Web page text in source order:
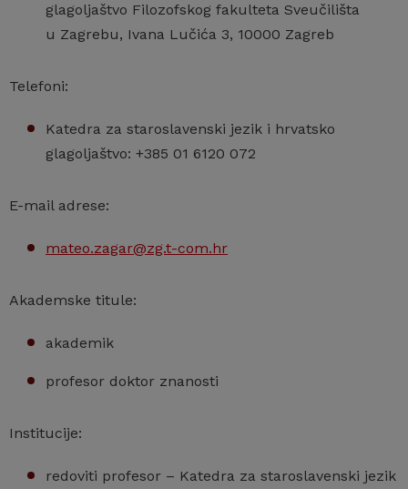
glagoljaštvo Filozofskog fakulteta Sveučilišta
u Zagrebu, Ivana Lučića 3, 10000 Zagreb
Telefoni:
Katedra za staroslavenski jezik i hrvatsko
glagoljaštvo: +385 01 6120 072
E-mail adrese:
mateo.zagar@zg.t-com.hr
Akademske titule:
akademik
profesor doktor znanosti
Institucije:
redoviti profesor – Katedra za staroslavenski jezik